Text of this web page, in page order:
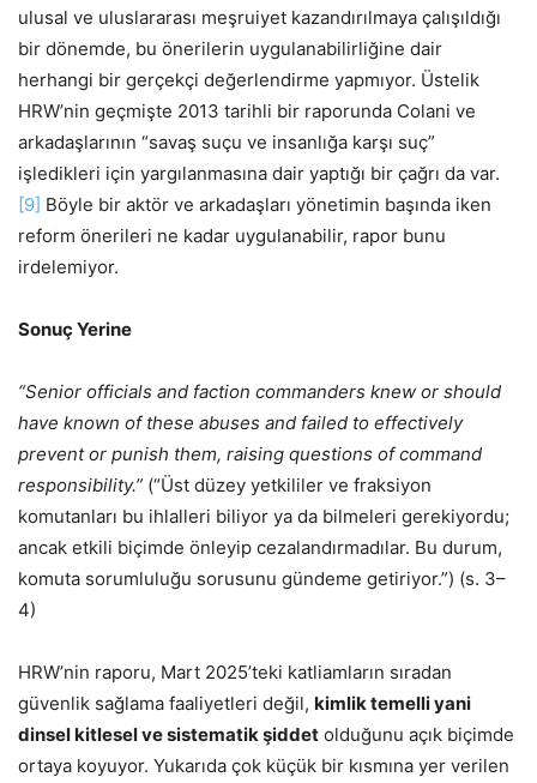
ulusal ve uluslararası meşruiyet kazandırılmaya çalışıldığı
bir dönemde, bu önerilerin uygulanabilirliğine dair
herhangi bir gerçekçi değerlendirme yapmıyor. Üstelik
HRW’nin geçmişte 2013 tarihli bir raporunda Colani ve
arkadaşlarının “savaş suçu ve insanlığa karşı suç”
işledikleri için yargılanmasına dair yaptığı bir çağrı da var.
[9] Böyle bir aktör ve arkadaşları yönetimin başında iken
reform önerileri ne kadar uygulanabilir, rapor bunu
irdelemiyor.
Sonuç Yerine
“Senior officials and faction commanders knew or should
have known of these abuses and failed to effectively
prevent or punish them, raising questions of command
responsibility.” (“Üst düzey yetkililer ve fraksiyon
komutanları bu ihlalleri biliyor ya da bilmeleri gerekiyordu;
ancak etkili biçimde önleyip cezalandırmadılar. Bu durum,
komuta sorumluluğu sorusunu gündeme getiriyor.”) (s. 3–
4)
HRW’nin raporu, Mart 2025’teki katliamların sıradan
güvenlik sağlama faaliyetleri değil, kimlik temelli yani
dinsel kitlesel ve sistematik şiddet olduğunu açık biçimde
ortaya koyuyor. Yukarıda çok küçük bir kısmına yer verilen